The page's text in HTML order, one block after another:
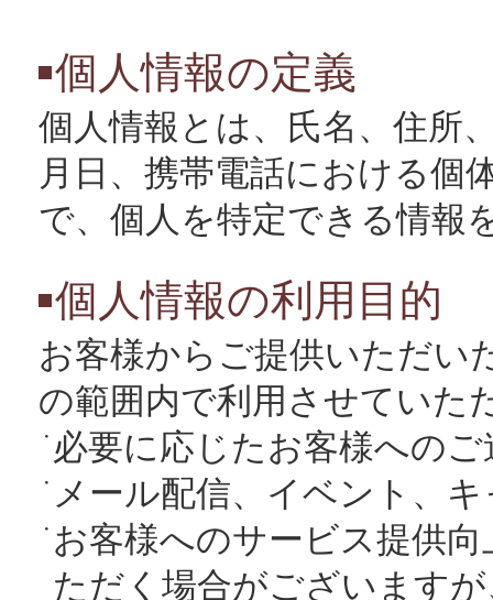
個人情報の定義
個人情報とは、氏名、住所
月日、携帯電話における個
で、個人を特定できる情報
個人情報の利用目的
お客様からご提供いただい
の範囲内で利用させていた
必要に応じたお客様へのご
メール配信、イベント、
お客様へのサービス提供
ただく場合がございます